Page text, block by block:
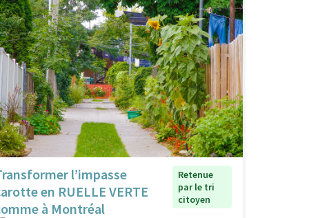
l’impasse
en RUELLE VERTE
à Montréal
Retenue
par le tri
citoyen